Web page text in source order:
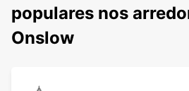
populares nos
Onslow